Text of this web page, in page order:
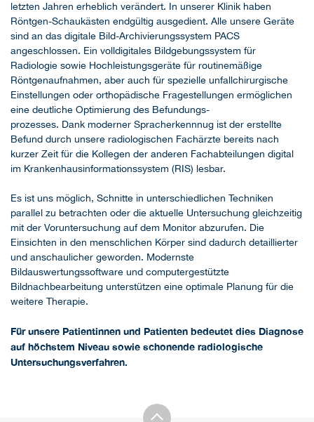
letzten Jahren erheblich verändert. In unserer Klinik haben
Röntgen-Schaukästen endgültig ausgedient. Alle unsere Geräte
sind an das digitale Bild-Archivierungssystem PACS
angeschlossen. Ein volldigitales Bildgebungssystem für
Radiologie sowie Hochleistungsgeräte für routinemäßige
Röntgenaufnahmen, aber auch für spezielle unfallchirurgische
Einstellungen oder orthopädische Fragestellungen ermöglichen
eine deutliche Optimierung des Befundungs-
prozesses. Dank moderner Spracherkennnug ist der erstellte
Befund durch unsere radiologischen Fachärzte bereits nach
kurzer Zeit für die Kollegen der anderen Fachabteilungen digital
im Krankenhausinformationssystem (RIS) lesbar.
Es ist uns möglich, Schnitte in unterschiedlichen Techniken
parallel zu betrachten oder die aktuelle Untersuchung gleichzeitig
mit der Voruntersuchung auf dem Monitor abzurufen. Die
Einsichten in den menschlichen Körper sind dadurch detaillierter
und anschaulicher geworden. Modernste
Bildauswertungssoftware und computergestützte
Bildnachbearbeitung unterstützen eine optimale Planung für die
weitere Therapie.
Für unsere Patientinnen und Patienten bedeutet dies Diagnose
auf höchstem Niveau sowie schonende radiologische
Untersuchungsverfahren.